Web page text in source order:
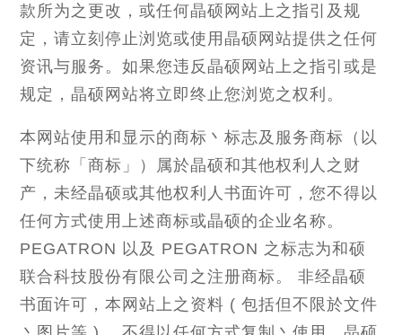
款所为之更改，或任何晶硕网站上之指引及规
定，请立刻停止浏览或使用晶硕网站提供之任何
资讯与服务。如果您违反晶硕网站上之指引或是
规定，晶硕网站将立即终止您浏览之权利。
本网站使用和显示的商标丶标志及服务商标（以
下统称「商标」）属於晶硕和其他权利人之财
产，未经晶硕或其他权利人书面许可，您不得以
任何方式使用上述商标或晶硕的企业名称。
PEGATRON 以及 PEGATRON 之标志为和硕
联合科技股份有限公司之注册商标。 非经晶硕
书面许可，本网站上之资料 ( 包括但不限於文件